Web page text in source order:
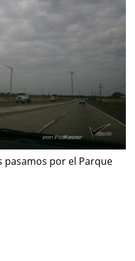
pasamos por el Parque